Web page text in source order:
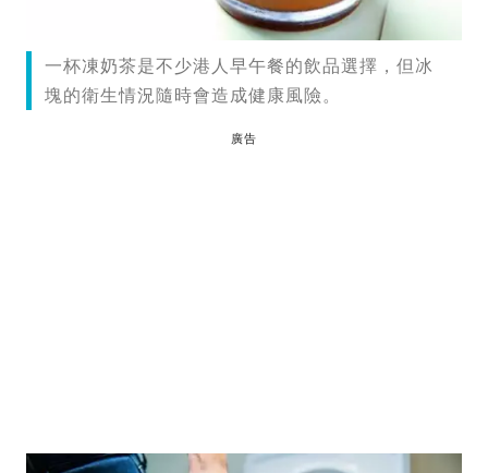
一杯凍奶茶是不少港人早午餐的飲品選擇，但冰
塊的衛生情況隨時會造成健康風險。
廣告